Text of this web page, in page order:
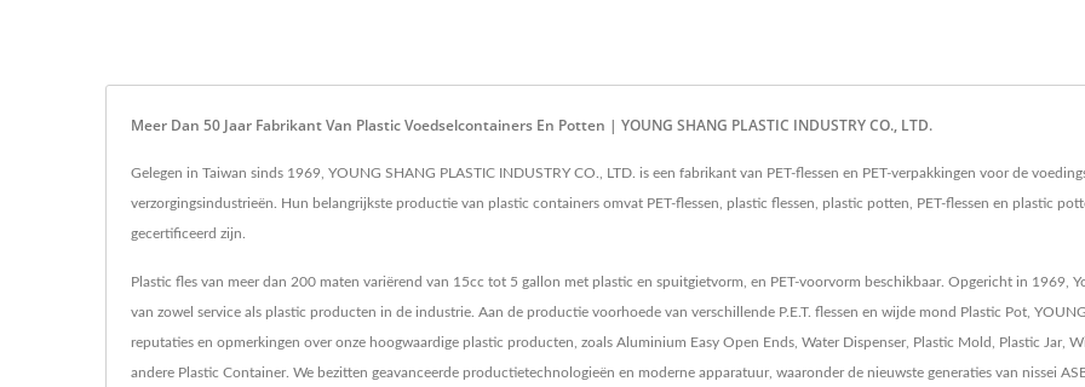
Meer Dan 50 Jaar Fabrikant Van Plastic Voedselcontainers En Potten | YOUNG SHANG PLASTIC INDUSTRY CO., LTD.
Gelegen in Taiwan sinds 1969, YOUNG SHANG PLASTIC INDUSTRY CO., LTD. is een fabrikant van PET-flessen en PET-verpakkingen voor de
verzorgingsindustrieën. Hun belangrijkste productie van plastic containers omvat PET-flessen, plastic flessen, plastic potten, PET-flessen en plastic
gecertificeerd zijn.
Plastic fles van meer dan 200 maten variërend van 15cc tot 5 gallon met plastic en spuitgietvorm, en PET-voorvorm beschikbaar. Opgericht in 1969,
van zowel service als plastic producten in de industrie. Aan de productie voorhoede van verschillende P.E.T. flessen en wijde mond Plastic Pot,
reputaties en opmerkingen over onze hoogwaardige plastic producten, zoals Aluminium Easy Open Ends, Water Dispenser, Plastic Mold, Plastic Jar,
andere Plastic Container. We bezitten geavanceerde productietechnologieën en moderne apparatuur, waaronder de nieuwste generaties van nissei